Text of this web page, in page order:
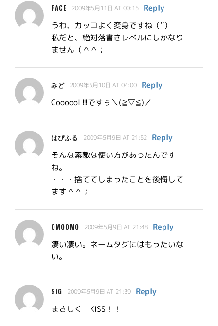
PACE 2009年5月11日 AT 00:15
Reply
うわ、カッコよく変身ですね（’’）
私だと、絶対落書きレベルにしかなり
ません（＾＾；
みど 2009年5月10日 AT 04:00
Reply
Coooool !!!ですぅ＼(≧▽≦)／
はぴふる 2009年5月9日 AT 21:52
Reply
そんな素敵な使い方があったんです
ね。
・・・捨ててしまったことを後悔して
ます＾＾；
OMOOMO 2009年5月9日 AT 21:48
Reply
凄い凄い。ネームタグにはもったいな
い。
SIG 2009年5月9日 AT 21:39
Reply
まさしく KISS！！